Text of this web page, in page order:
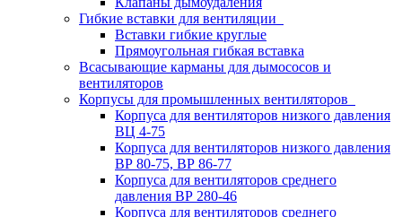
Гибкие вставки для вентиляции
Вставки гибкие круглые
Прямоугольная гибкая вставка
Всасывающие карманы для дымососов и
вентиляторов
Корпусы для промышленных вентиляторов
Корпуса для вентиляторов низкого давления
ВЦ 4-75
Корпуса для вентиляторов низкого давления
ВР 80-75, ВР 86-77
Корпуса для вентиляторов среднего
давления ВР 280-46
Корпуса для вентиляторов среднего